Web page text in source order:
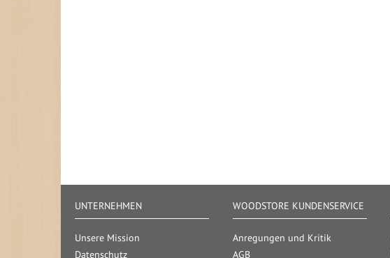
UNTERNEHMEN
Unsere Mission
Datenschutz
WOODSTORE KUNDENSERVICE
Anregungen und Kritik
AGB